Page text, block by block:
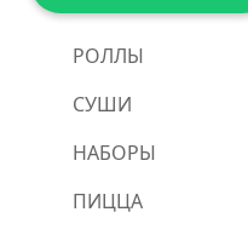
РОЛЛЫ
СУШИ
НАБОРЫ
ПИЦЦА